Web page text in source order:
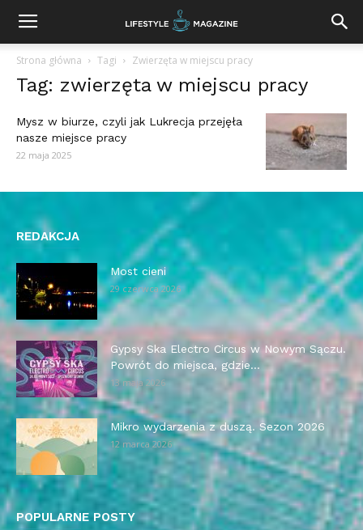
Strona główna Tagi Zwierzęta w miejscu pracy
Tag: zwierzęta w miejscu pracy
Mysz w biurze, czyli jak Lukrecja przejęła
nasze miejsce pracy
22 maja 2025
REDAKCJA
Most cieni
29 czerwca 2026
Gypsy Ska Electro Circus w Nowym Sączu.
Powrót do miejsca, gdzie...
13 maja 2026
Mikro wydarzenia z duszą. Sezon 2026
12 marca 2026
POPULARNE POSTY